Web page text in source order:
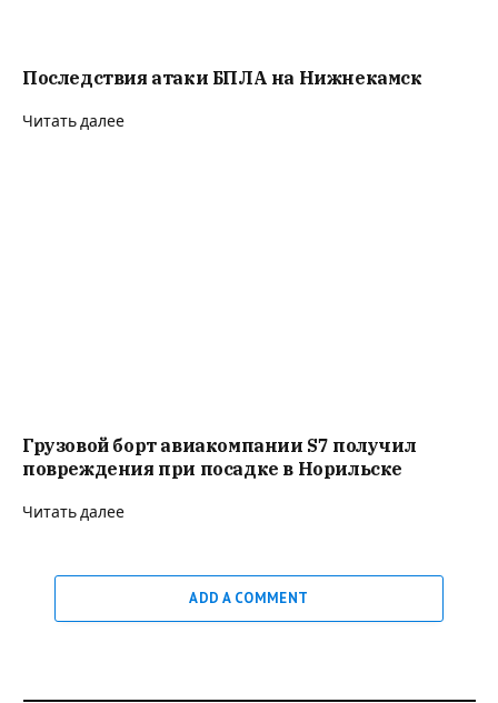
Последствия атаки БПЛА на Нижнекамск
Читать далее
Грузовой борт авиакомпании S7 получил
повреждения при посадке в Норильске
Читать далее
ADD A COMMENT